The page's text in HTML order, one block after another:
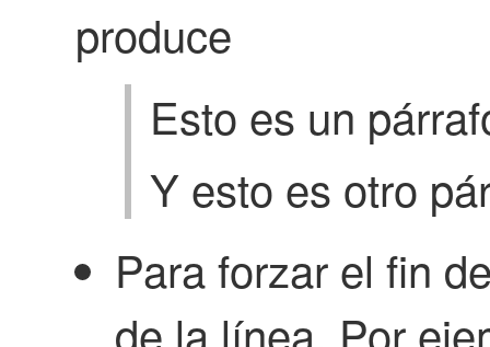
produce
Esto es un
Y esto es otro
Para forzar el fin
de la línea. Por